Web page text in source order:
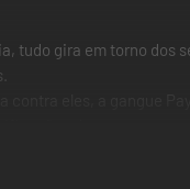
tudo gira em torno
de um
golpistas devem se